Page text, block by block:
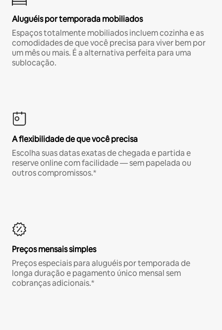
Aluguéis por temporada mobiliados
Espaços totalmente mobiliados incluem cozinha e as
comodidades de que você precisa para viver bem por
um mês ou mais. É a alternativa perfeita para uma
sublocação.
A flexibilidade de que você precisa
Escolha suas datas exatas de chegada e partida e
reserve online com facilidade — sem papelada ou
outros compromissos.*
Preços mensais simples
Preços especiais para aluguéis por temporada de
longa duração e pagamento único mensal sem
cobranças adicionais.*